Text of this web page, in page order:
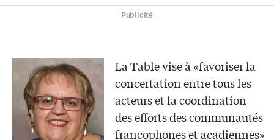
Publicité
La Table vise à «favoriser la
concertation entre tous les
acteurs et la coordination
des efforts des communautés
francophones et acadiennes»